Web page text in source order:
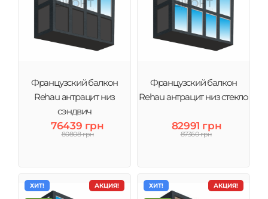
Французский балкон
Rehau антрацит низ
сэндвич
76439 грн
80808 грн
Французский балкон
Rehau антрацит низ стекло
82991 грн
87360 грн
АКЦИЯ!
ХИТ! АКЦИЯ!
ХИТ!